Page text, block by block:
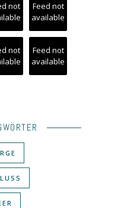
not
Feed not
available
not
Feed not
available